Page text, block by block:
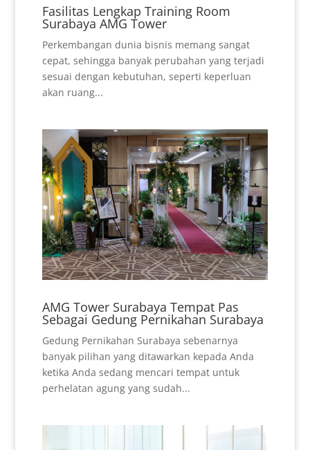
Fasilitas Lengkap Training Room
Surabaya AMG Tower
Perkembangan dunia bisnis memang sangat
cepat, sehingga banyak perubahan yang terjadi
sesuai dengan kebutuhan, seperti keperluan
akan ruang...
AMG Tower Surabaya Tempat Pas
Sebagai Gedung Pernikahan Surabaya
Gedung Pernikahan Surabaya sebenarnya
banyak pilihan yang ditawarkan kepada Anda
ketika Anda sedang mencari tempat untuk
perhelatan agung yang sudah...